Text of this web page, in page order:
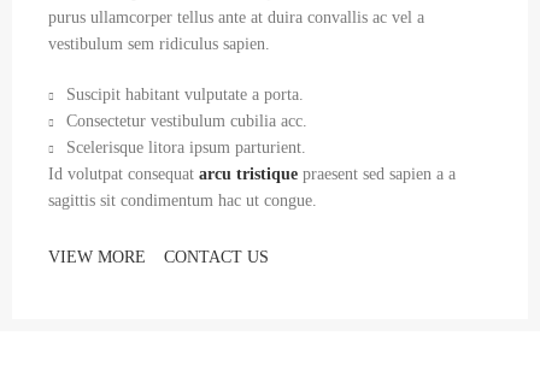
purus ullamcorper tellus ante at duira convallis ac vel a
vestibulum sem ridiculus sapien.
Suscipit habitant vulputate a porta.
Consectetur vestibulum cubilia acc.
Scelerisque litora ipsum parturient.
Id volutpat consequat arcu tristique praesent sed sapien a a
sagittis sit condimentum hac ut congue.
VIEW MORE CONTACT US